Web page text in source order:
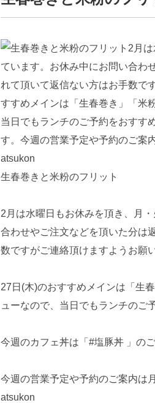
生春巻きと米粉のフリット
2月は水曜日もお休みを頂き、月
合わせやご注文などを頂いた分は
数ですがご連絡頂けますようお願
27日(木)のおすすめメインは「生
ューなので、当日でもランチのご
今週のカフェ丼は「#塩豚丼 」のご
今週の営業予定や予約のご案内は
atsukon